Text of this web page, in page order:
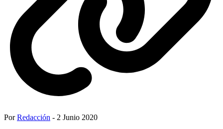
PorRedacción - 2 Junio 2020